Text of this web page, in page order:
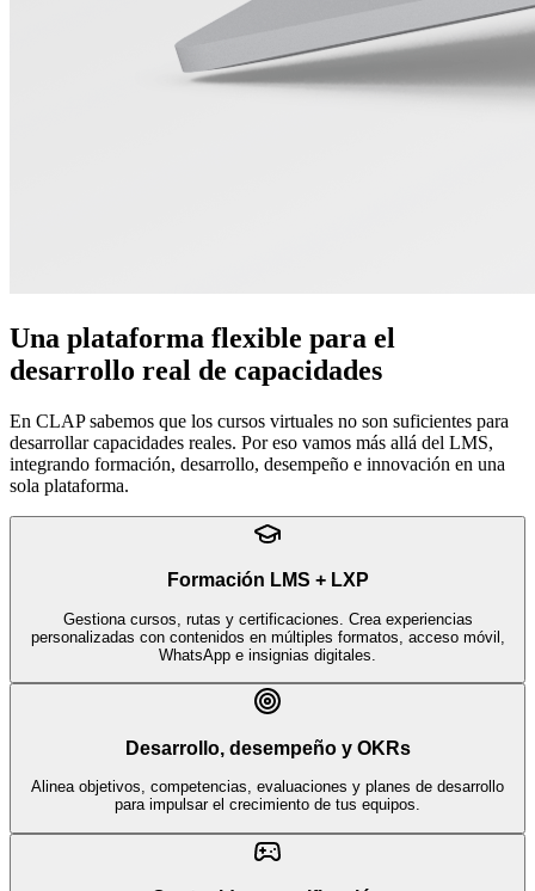
Una plataforma flexible para el
desarrollo real de capacidades
En CLAP sabemos que los cursos virtuales no son suficientes para
desarrollar capacidades reales. Por eso vamos más allá del LMS,
integrando formación, desarrollo, desempeño e innovación en una
sola plataforma.
Formación LMS + LXP
Gestiona cursos, rutas y certificaciones. Crea experiencias
personalizadas con contenidos en múltiples formatos, acceso móvil,
WhatsApp e insignias digitales.
Desarrollo, desempeño y OKRs
Alinea objetivos, competencias, evaluaciones y planes de desarrollo
para impulsar el crecimiento de tus equipos.